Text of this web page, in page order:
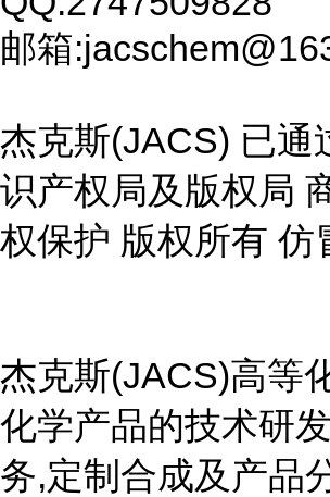
邮箱
杰克斯(JACS) 已通
识产权局及版权局
权保护 版权所有 仿
杰克斯(JACS)高等
化学产品的技术研
务,定制合成及产品